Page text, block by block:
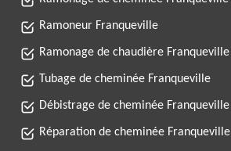
Ramoneur Franqueville
Ramonage de chaudière Franqueville
Tubage de cheminée Franqueville
Débistrage de cheminée Franqueville
Réparation de cheminée Franqueville